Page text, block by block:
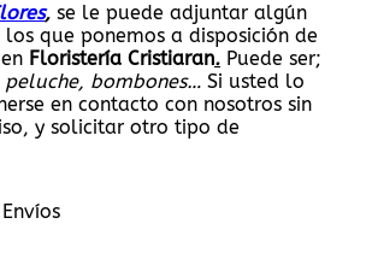
, se le puede adjuntar algún
que ponemos a disposición de
Floristería Cristiaran. Puede ser;
bombones… Si usted lo
en contacto con nosotros sin
y solicitar otro tipo de